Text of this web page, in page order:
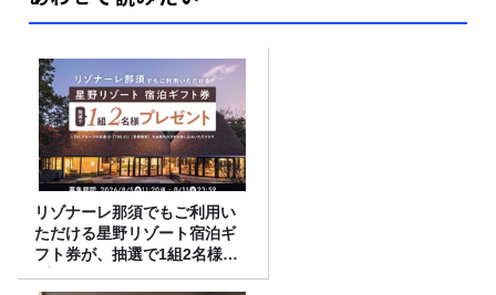
リゾナーレ那須でもご利用い
ただける星野リゾート宿泊ギ
フト券が、抽選で1組2名様に
プレゼント！